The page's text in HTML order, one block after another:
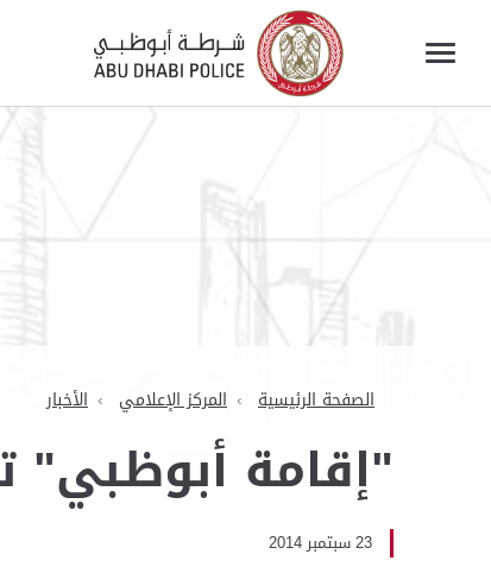
الصفحة الرئيسية المركز الإعلامي الأخبار
"إقامة أبوظبي"
23 سبتمبر 2014